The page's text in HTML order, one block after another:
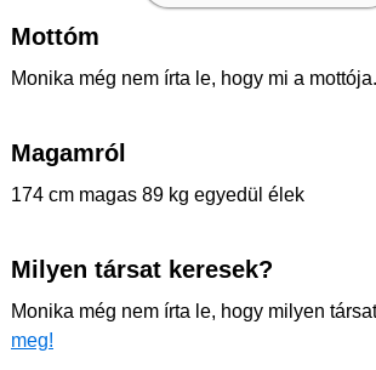
Mottóm
Monika még nem írta le, hogy mi a mottója.
Magamról
174 cm magas 89 kg egyedül élek
Milyen társat keresek?
Monika még nem írta le, hogy milyen
meg!